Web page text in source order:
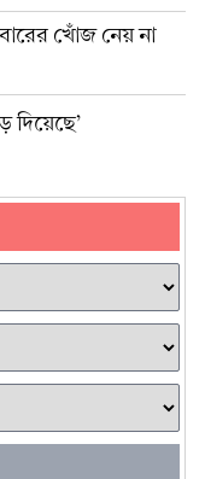
খোঁজ নেয় না
দিয়েছে’